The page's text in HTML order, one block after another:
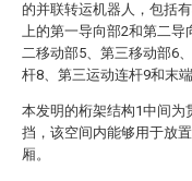
的并联转运机器人，包括
上的第一导向部2和第二导
二移动部5、第三移动部6
杆8、第三运动连杆9和末端
本发明的桁架结构1中间为
挡，该空间内能够用于放
厢。